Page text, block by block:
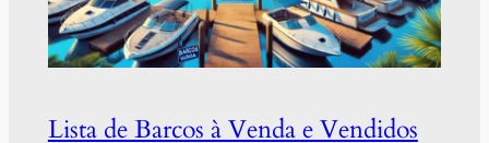
Lista de Barcos à Venda e Vendidos